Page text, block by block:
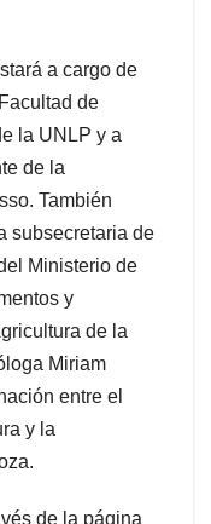
a cargo de
de
la UNLP y a
de la
También
subsecretaria de
Ministerio de
y
de la
Miriam
entre el
y la
de la página